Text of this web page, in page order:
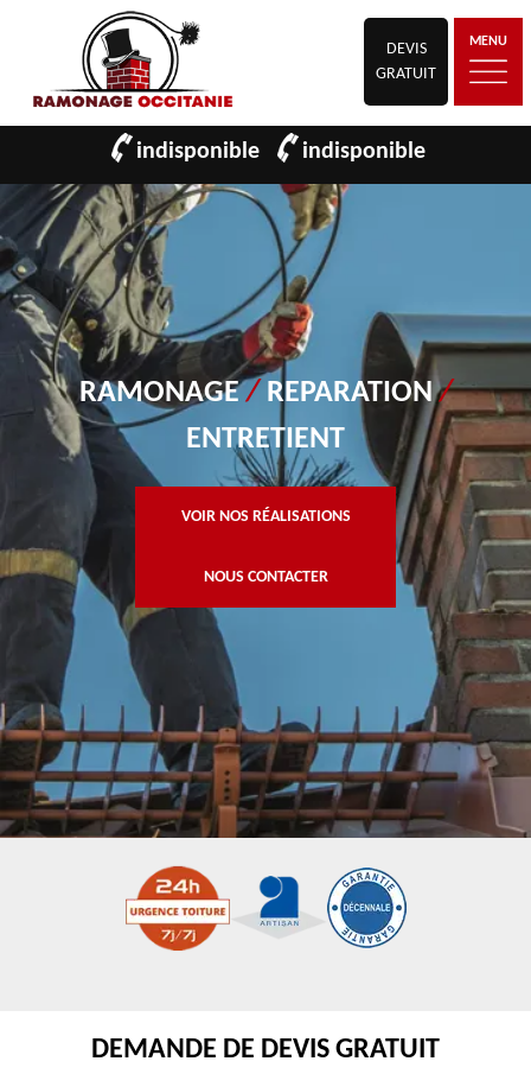
DEVIS
GRATUIT
MENU
indisponible indisponible
RAMONAGE/ REPARATION/
ENTRETIENT
VOIR NOS RÉALISATIONS
NOUS CONTACTER
DEMANDE DE DEVIS GRATUIT